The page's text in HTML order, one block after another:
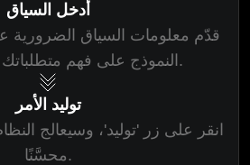
أدخل السياق
قدّم معلومات السياق الضرورية
النموذج على فهم متطلباتك بشكل أفضل.
توليد الأمر
انقر على زر 'توليد'، وسيعالج
محسَّنًا.